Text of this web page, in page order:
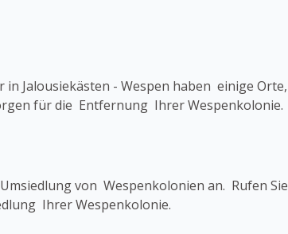
Jalousiekästen - Wespen haben einige
für die Entfernung Ihrer Wespenkolonie.
von Wespenkolonien an. Rufen
Ihrer Wespenkolonie.